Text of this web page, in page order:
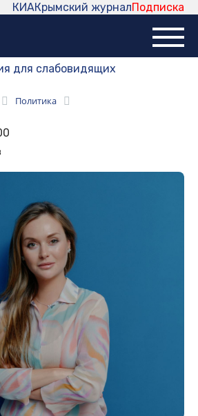
Подписка
Крымский журнал
КИА
для слабовидящих
Политика